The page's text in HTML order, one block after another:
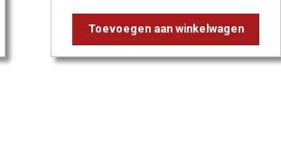
Toevoegen aan winkelwagen